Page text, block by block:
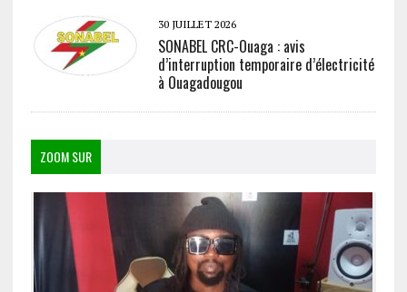
30 JUILLET 2026
SONABEL CRC-Ouaga : avis
d’interruption temporaire d’électricité
à Ouagadougou
ZOOM SUR